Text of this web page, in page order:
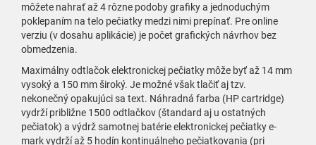
môžete nahrať až 4 rôzne podoby grafiky a jednoduchým
poklepaním na telo pečiatky medzi nimi prepínať. Pre online
verziu (v dosahu aplikácie) je počet grafických návrhov bez
obmedzenia.
Maximálny odtlačok elektronickej pečiatky môže byť až 14 mm
vysoký a 150 mm široký. Je možné však tlačiť aj tzv.
nekonečný opakujúci sa text. Náhradná farba (HP cartridge)
vydrží približne 1500 odtlačkov (štandard aj u ostatných
pečiatok) a výdrž samotnej batérie elektronickej pečiatky e-
mark vydrží až 5 hodín kontinuálneho pečiatkovania (pri